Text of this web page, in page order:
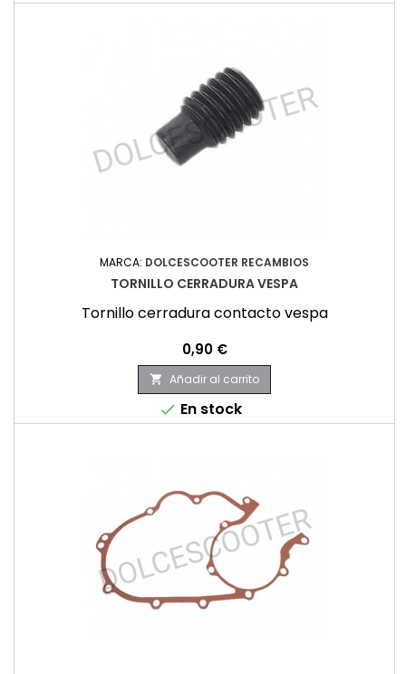
MARCA: DOLCESCOOTER RECAMBIOS
TORNILLO CERRADURA VESPA
Tornillo cerradura contacto vespa
Precio
0,90 €
 Añadir al carrito
 En stock